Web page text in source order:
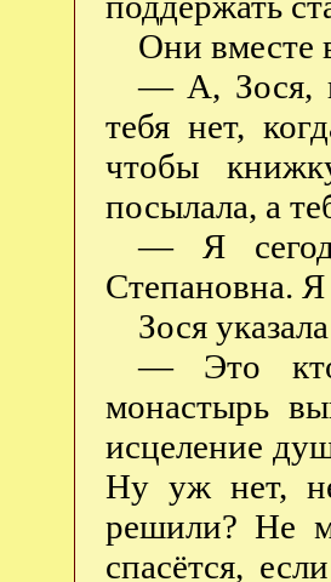
Они вместе
— А, Зося,
тебя нет,
чтобы
посылала, а
— Я
Степановна.
Зося
— Это кто
монастырь
исцеление
Ну уж нет,
решили? Не
спасётся,